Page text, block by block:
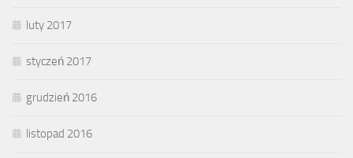
luty 2017
styczeń 2017
grudzień 2016
listopad 2016